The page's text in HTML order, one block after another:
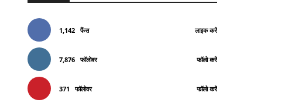
1,142 फैंस लाइक करें
7,876 फॉलोवर फॉलो करें
371 फॉलोवर फॉलो करें